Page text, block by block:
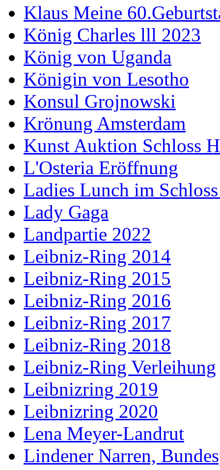
Klaus Meine
König Charles lll 2023
König von Uganda
Königin von Lesotho
Konsul Grojnowski
Krönung Amsterdam
Kunst Auktion Schloss
L'Osteria Eröffnung
Ladies Lunch im
Lady Gaga
Landpartie 2022
Leibniz-Ring 2014
Leibniz-Ring 2015
Leibniz-Ring 2016
Leibniz-Ring 2017
Leibniz-Ring 2018
Leibniz-Ring Verleihung
Leibnizring 2019
Leibnizring 2020
Lena Meyer-Landrut
Lindener Narren,